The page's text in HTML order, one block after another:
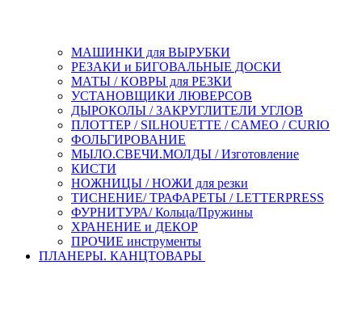
МАШИНКИ для ВЫРУБКИ
РЕЗАКИ и БИГОВАЛЬНЫЕ ДОСКИ
МАТЫ / КОВРЫ для РЕЗКИ
УСТАНОВЩИКИ ЛЮВЕРСОВ
ДЫРОКОЛЫ / ЗАКРУГЛИТЕЛИ УГЛОВ
ПЛОТТЕР / SILHOUETTE / CAMEO / CURIO
ФОЛЬГИРОВАНИЕ
МЫЛО.СВЕЧИ.МОЛДЫ / Изготовление
КИСТИ
НОЖНИЦЫ / НОЖИ для резки
ТИСНЕНИЕ/ ТРАФАРЕТЫ / LETTERPRESS
ФУРНИТУРА/ Кольца/Пружины
ХРАНЕНИЕ и ДЕКОР
ПРОЧИЕ инструменты
ПЛАНЕРЫ. КАНЦТОВАРЫ